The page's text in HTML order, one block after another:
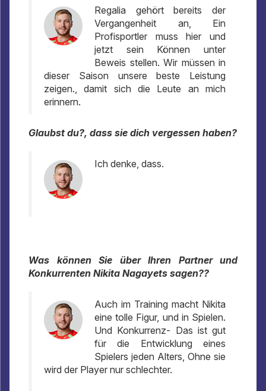
Regalia gehört bereits der
Vergangenheit an, Ein
Profisportler muss hier und
jetzt sein Können unter
Beweis stellen. Wir müssen in
dieser Saison unsere beste Leistung
zeigen., damit sich die Leute an mich
erinnern.
Glaubst du?, dass sie dich vergessen haben?
Ich denke, dass.
Was können Sie über Ihren Partner und
Konkurrenten Nikita Nagayets sagen??
Auch im Training macht Nikita
eine tolle Figur, und in Spielen.
Und Konkurrenz- Das ist gut
für die Entwicklung eines
Spielers jeden Alters, Ohne sie
wird der Player nur schlechter.